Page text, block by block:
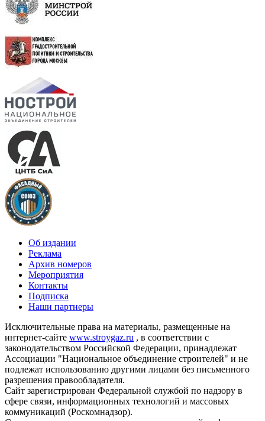
Об издании
Реклама
Архив номеров
Мероприятия
Контакты
Подписка
Наши партнеры
Исключительные права на материалы, размещенные на
интернет-сайте www.stroygaz.ru , в соответствии с
законодательством Российской Федерации, принадлежат
Ассоциации "Национальное объединение строителей" и не
подлежат использованию другими лицами без письменного
разрешения правообладателя.
Сайт зарегистрирован Федеральной службой по надзору в
сфере связи, информационных технологий и массовых
коммуникаций (Роскомнадзор).